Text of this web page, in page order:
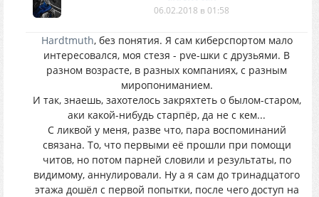
06.02.2018 в 01:58
Hardtmuth, без понятия. Я сам киберспортом мало
интересовался, моя стезя - pve-шки с друзьями. В
разном возрасте, в разных компаниях, с разным
миропониманием.
И так, знаешь, захотелось закряхтеть о былом-старом,
аки какой-нибудь старпёр, да не с кем...
С ликвой у меня, разве что, пара воспоминаний
связана. То, что первыми её прошли при помощи
читов, но потом парней словили и результаты, по
видимому, аннулировали. Ну а я сам до тринадцатого
этажа дошёл с первой попытки, после чего доступ на